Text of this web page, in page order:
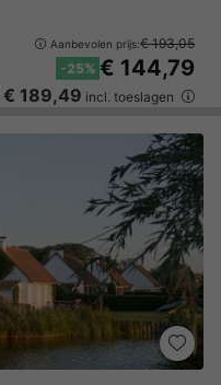
Aanbevolen prijs:€ 193,05
-25% € 144,79
€ 189,49 incl. toeslagen